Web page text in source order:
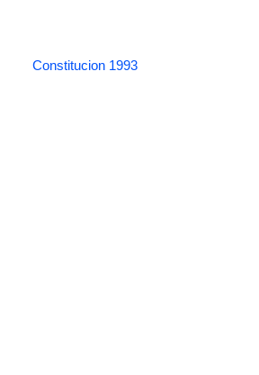
Constitucion 1993